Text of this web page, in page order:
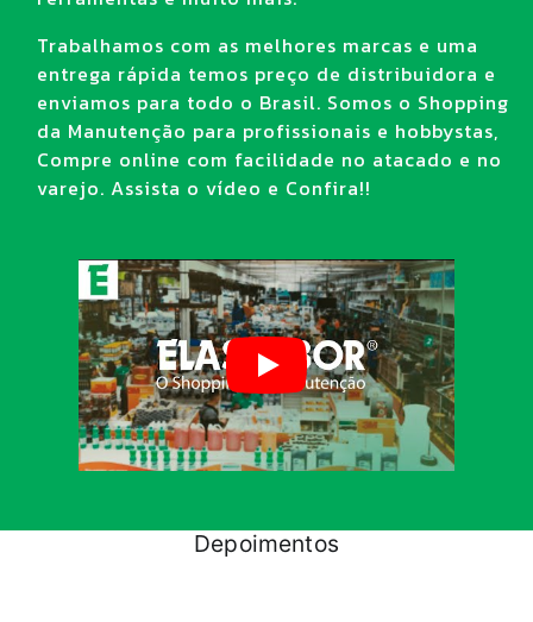
Trabalhamos com as melhores marcas e uma
entrega rápida temos preço de distribuidora e
enviamos para todo o Brasil. Somos o Shopping
da Manutenção para profissionais e hobbystas,
Compre online com facilidade no atacado e no
varejo. Assista o vídeo e Confira!!
Depoimentos